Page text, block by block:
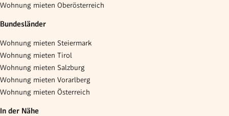
Wohnung mieten Oberösterreich
Bundesländer
Wohnung mieten Steiermark
Wohnung mieten Tirol
Wohnung mieten Salzburg
Wohnung mieten Vorarlberg
Wohnung mieten Österreich
In der Nähe